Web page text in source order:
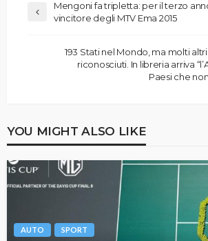
Mengoni fa tripletta: per il terzo
vincitore degli MTV Ema 2015
193 Stati nel Mondo, ma molti
riconosciuti. In libreria arriva
Paesi che
YOU MIGHT ALSO LIKE
AUTO SPORT